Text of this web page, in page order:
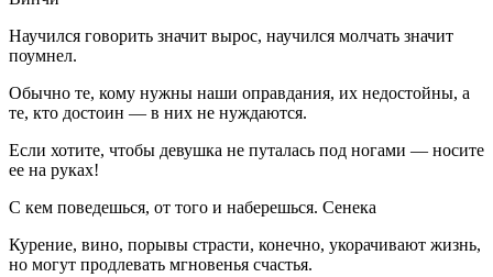
Научился говорить значит вырос, научился молчать значит
поумнел.
Обычно те, кому нужны наши оправдания, их недостойны, а
те, кто достоин — в них не нуждаются.
Если хотите, чтобы девушка не путалась под ногами — носите
ее на руках!
С кем поведешься, от того и наберешься. Сенека
Курение, вино, порывы страсти, конечно, укорачивают жизнь,
но могут продлевать мгновенья счастья.